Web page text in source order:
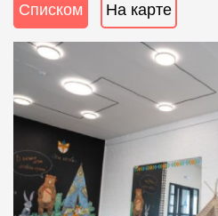
Списком На карте